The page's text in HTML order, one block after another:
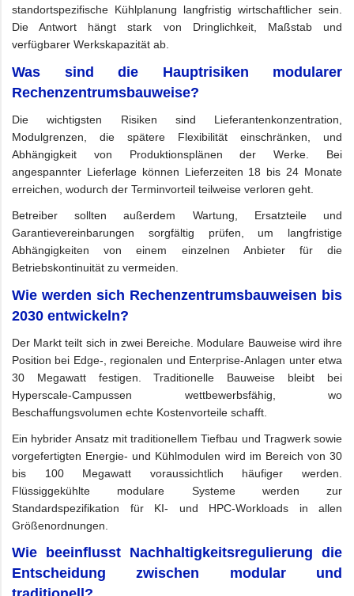
standortspezifische Kühlplanung langfristig wirtschaftlicher sein.
Die Antwort hängt stark von Dringlichkeit, Maßstab und
verfügbarer Werkskapazität ab.
Was sind die Hauptrisiken modularer
Rechenzentrumsbauweise?
Die wichtigsten Risiken sind Lieferantenkonzentration,
Modulgrenzen, die spätere Flexibilität einschränken, und
Abhängigkeit von Produktionsplänen der Werke. Bei
angespannter Lieferlage können Lieferzeiten 18 bis 24 Monate
erreichen, wodurch der Terminvorteil teilweise verloren geht.
Betreiber sollten außerdem Wartung, Ersatzteile und
Garantievereinbarungen sorgfältig prüfen, um langfristige
Abhängigkeiten von einem einzelnen Anbieter für die
Betriebskontinuität zu vermeiden.
Wie werden sich Rechenzentrumsbauweisen bis
2030 entwickeln?
Der Markt teilt sich in zwei Bereiche. Modulare Bauweise wird ihre
Position bei Edge-, regionalen und Enterprise-Anlagen unter etwa
30 Megawatt festigen. Traditionelle Bauweise bleibt bei
Hyperscale-Campussen wettbewerbsfähig, wo
Beschaffungsvolumen echte Kostenvorteile schafft.
Ein hybrider Ansatz mit traditionellem Tiefbau und Tragwerk sowie
vorgefertigten Energie- und Kühlmodulen wird im Bereich von 30
bis 100 Megawatt voraussichtlich häufiger werden.
Flüssiggekühlte modulare Systeme werden zur
Standardspezifikation für KI- und HPC-Workloads in allen
Größenordnungen.
Wie beeinflusst Nachhaltigkeitsregulierung die
Entscheidung zwischen modular und